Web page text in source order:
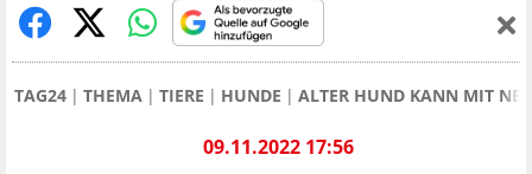
TAG24 THEMA TIERE HUNDE ALTER HUND KANN MIT
09.11.2022 17:56